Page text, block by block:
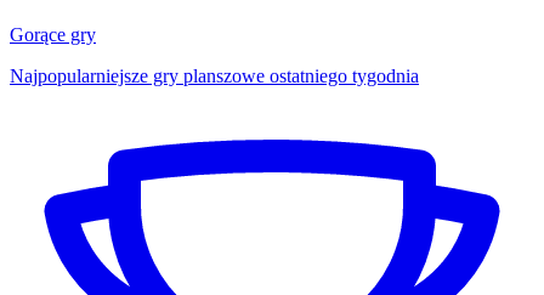
Gorące gry
Najpopularniejsze gry planszowe ostatniego tygodnia